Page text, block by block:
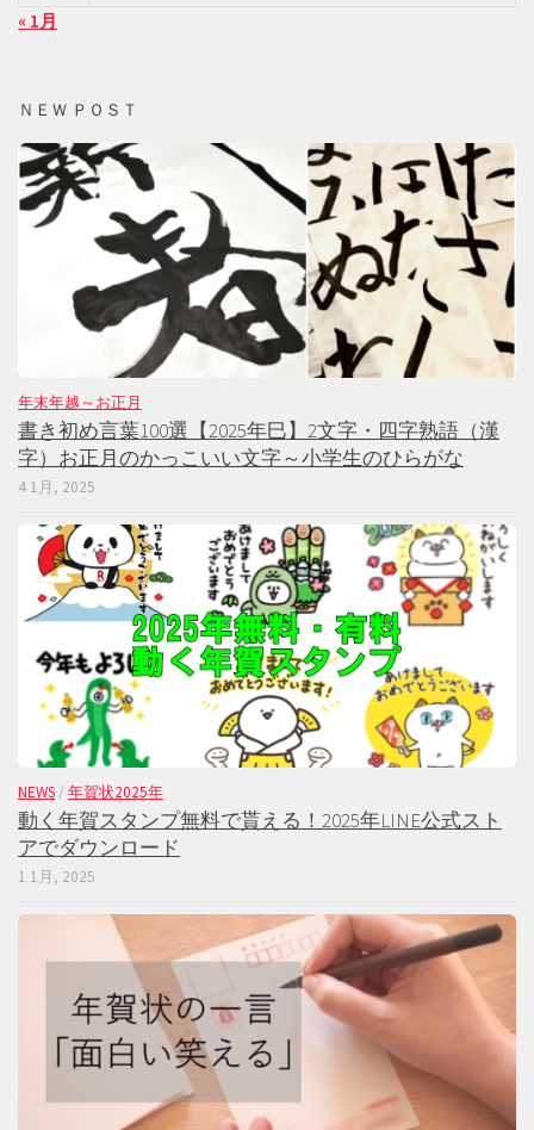
« 1月
ＮＥＷ ＰＯＳＴ
年末年越～お正月
書き初め言葉100選【2025年巳】2文字・四字熟語（漢
字）お正月のかっこいい文字～小学生のひらがな
4 1月, 2025
NEWS / 年賀状2025年
動く年賀スタンプ無料で貰える！2025年LINE公式スト
アでダウンロード
1 1月, 2025